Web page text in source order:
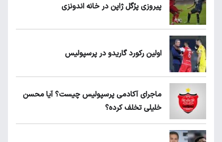
پیروزی پرُگل ژاپن در خانه اندونزی
اولین رکورد گاریدو در پرسپولیس
ماجرای آکادمی پرسپولیس چیست؟ آیا محسن
خلیلی تخلف کرده؟